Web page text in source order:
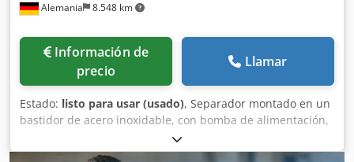
Alemania 8.548 km
Información de
precio
Llamar
Estado: listo para usar (usado), Separador montado en un
bastidor de acero inoxidable, con bomba de alimentación,
bomba de descarga, bomba de lodos, depósito de
circulación, tuberías y válvula de acero inoxidable,